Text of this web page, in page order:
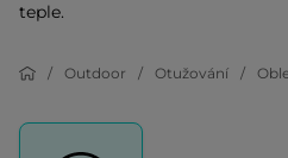
teple.
Outdoor Otužování